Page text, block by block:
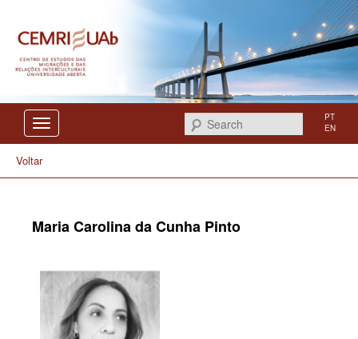
CEMRI
Search
PT
EN
Voltar
Maria Carolina da Cunha Pinto